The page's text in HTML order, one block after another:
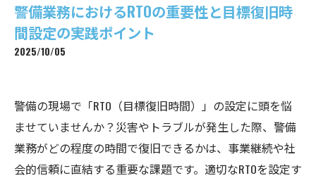
警備業務におけるRTOの重要性と目標復旧時
間設定の実践ポイント
2025/10/05
警備の現場で「RTO（目標復旧時間）」の設定に頭を悩
ませていませんか？災害やトラブルが発生した際、警備
業務がどの程度の時間で復旧できるかは、事業継続や社
会的信頼に直結する重要な課題です。適切なRTOを設定す